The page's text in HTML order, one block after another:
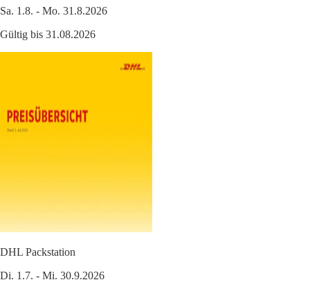
Sa. 1.8. - Mo. 31.8.2026
Gültig bis 31.08.2026
DHL Packstation
Di. 1.7. - Mi. 30.9.2026